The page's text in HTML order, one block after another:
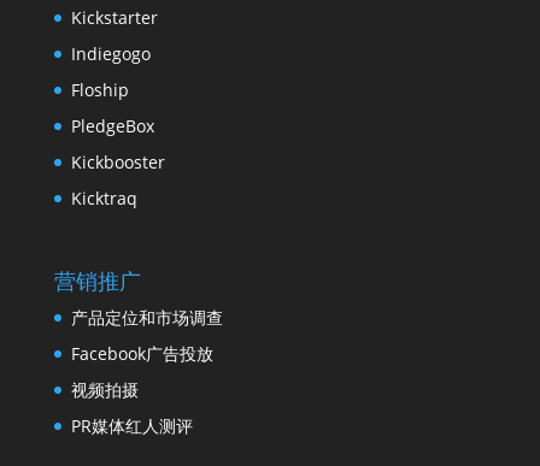
Kickstarter
Indiegogo
Floship
PledgeBox
Kickbooster
Kicktraq
营销推广
产品定位和市场调查
Facebook广告投放
视频拍摄
PR媒体红人测评